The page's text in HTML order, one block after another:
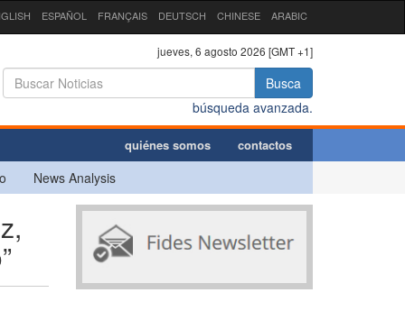
ESPAÑOL FRANÇAIS DEUTSCH CHINESE ARABIC
jueves, 6 agosto 2026 [GMT +1]
Busca
búsqueda avanzada.
quiénes somos contactos
News Analysis